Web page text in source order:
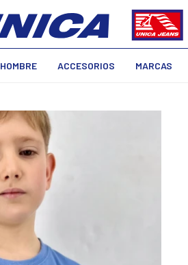
HOMBRE ACCESORIOS MARCAS